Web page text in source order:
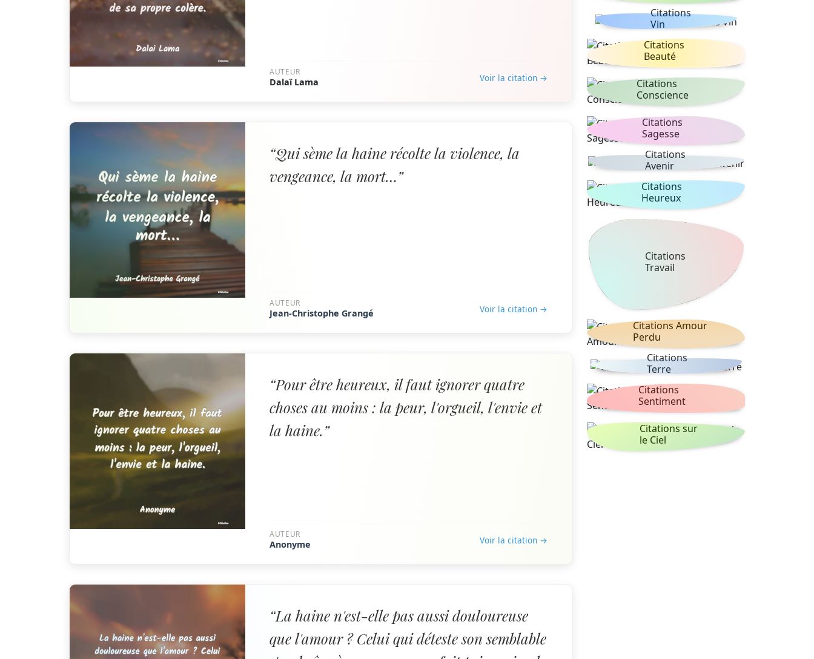
AUTEUR
Dalaï Lama Voir la citation →
“Qui sème la haine récolte la violence, la
vengeance, la mort…”
AUTEUR
Jean-Christophe Grangé Voir la citation →
“Pour être heureux, il faut ignorer quatre
choses au moins : la peur, l'orgueil, l'envie et
la haine.”
AUTEUR
Anonyme Voir la citation →
“La haine n'est-elle pas aussi douloureuse
que l'amour ? Celui qui déteste son semblable
Citations
Vin
Citations
Beauté
Citations
Conscience
Citations
Sagesse
Citations
Avenir
Citations
Heureux
Citations
Travail
Citations Amour
Perdu
Citations
Terre
Citations
Sentiment
Citations sur
le Ciel